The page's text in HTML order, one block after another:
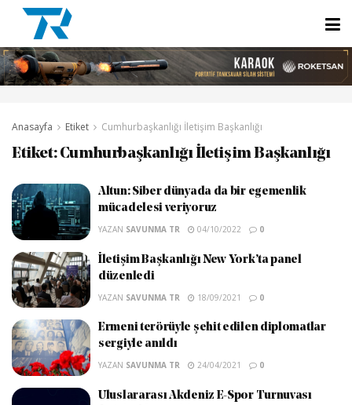
Anasayfa Etiket Cumhurbaşkanlığı İletişim Başkanlığı
Etiket: Cumhurbaşkanlığı İletişim Başkanlığı
Altun: Siber dünyada da bir egemenlik
mücadelesi veriyoruz
YAZAN SAVUNMA TR 04/10/2022 0
İletişim Başkanlığı New York’ta panel
düzenledi
YAZAN SAVUNMA TR 18/09/2021 0
Ermeni terörüyle şehit edilen diplomatlar
sergiyle anıldı
YAZAN SAVUNMA TR 24/04/2021 0
Uluslararası Akdeniz E-Spor Turnuvası